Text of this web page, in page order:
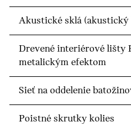
Akustické sklá
Drevené interiérové lišty
metalickým efektom
Sieť na oddelenie
Poistné skrutky kolies